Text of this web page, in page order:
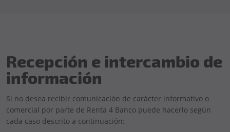
Recepción e intercambio de
información
Si no desea recibir comunicación de carácter informativo o
comercial por parte de Renta 4 Banco puede hacerlo según
cada caso descrito a continuación: